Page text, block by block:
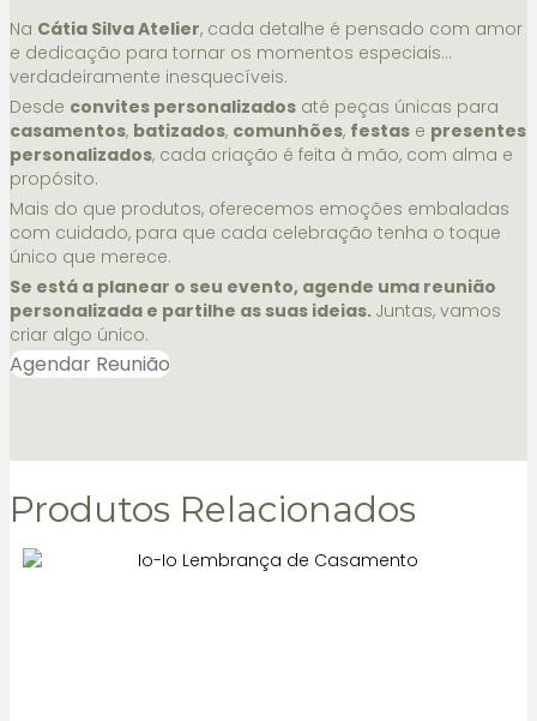
Na Cátia Silva Atelier, cada detalhe é pensado com amor
e dedicação para tornar os momentos especiais…
verdadeiramente inesquecíveis.
Desde convites personalizados até peças únicas para
casamentos, batizados, comunhões, festas e presentes
personalizados, cada criação é feita à mão, com alma e
propósito.
Mais do que produtos, oferecemos emoções embaladas
com cuidado, para que cada celebração tenha o toque
único que merece.
Se está a planear o seu evento, agende uma reunião
personalizada e partilhe as suas ideias. Juntas, vamos
criar algo único.
Agendar Reunião
Produtos Relacionados